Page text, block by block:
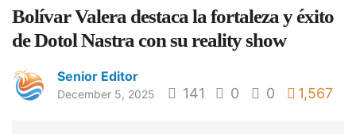
Bolívar Valera destaca la fortaleza y éxito
de Dotol Nastra con su reality show
Senior Editor
December 5, 2025 141 0 0 1,567